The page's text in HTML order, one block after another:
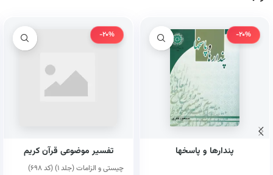
-20%
پندارها و پاسخها
-20%
تفسیر موضوعی قرآن کریم
چیستی و الزامات (جلد ۱) (کد ۶۹۸)